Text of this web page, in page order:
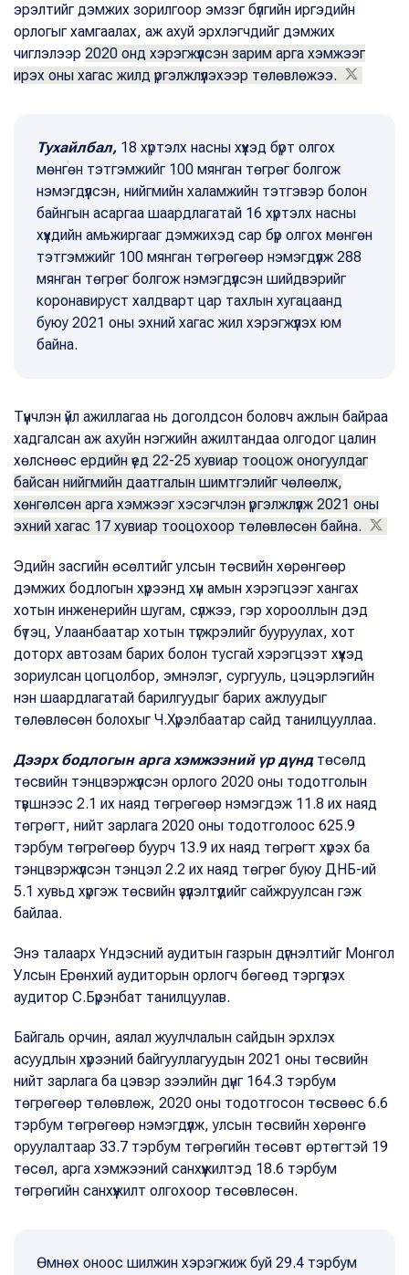
эрэлтийг дэмжих зорилгоор эмзэг бүлгийн иргэдийн
орлогыг хамгаалах, аж ахуй эрхлэгчдийг дэмжих
чиглэлээр 2020 онд хэрэгжүүлсэн зарим арга хэмжээг
ирэх оны хагас жилд үргэлжлүүлэхээр төлөвлөжээ.
Тухайлбал, 18 хүртэлх насны хүүхэд бүрт олгох
мөнгөн тэтгэмжийг 100 мянган төгрөг болгож
нэмэгдүүлсэн, нийгмийн халамжийн тэтгэвэр болон
байнгын асаргаа шаардлагатай 16 хүртэлх насны
хүүхдийн амьжиргааг дэмжихэд сар бүр олгох мөнгөн
тэтгэмжийг 100 мянган төгрөгөөр нэмэгдүүлж 288
мянган төгрөг болгож нэмэгдүүлсэн шийдвэрийг
коронавируст халдварт цар тахлын хугацаанд
буюу 2021 оны эхний хагас жил хэрэгжүүлэх юм
байна.
Түүнчлэн үйл ажиллагаа нь доголдсон боловч ажлын байраа
хадгалсан аж ахуйн нэгжийн ажилтандаа олгодог цалин
хөлснөөс ердийн үед 22-25 хувиар тооцож оногуулдаг
байсан нийгмийн даатгалын шимтгэлийг чөлөөлж,
хөнгөлсөн арга хэмжээг хэсэгчлэн үргэлжлүүлж 2021 оны
эхний хагас 17 хувиар тооцохоор төлөвлөсөн байна.
Эдийн засгийн өсөлтийг улсын төсвийн хөрөнгөөр
дэмжих бодлогын хүрээнд хүн амын хэрэгцээг хангах
хотын инженерийн шугам, сүлжээ, гэр хорооллын дэд
бүтэц, Улаанбаатар хотын түгжрэлийг бууруулах, хот
доторх автозам барих болон тусгай хэрэгцээт хүүхэд
зориулсан цогцолбор, эмнэлэг, сургууль, цэцэрлэгийн
нэн шаардлагатай барилгуудыг барих ажлуудыг
төлөвлөсөн болохыг Ч.Хүрэлбаатар сайд танилцууллаа.
Дээрх бодлогын арга хэмжээний үр дүндтөсөлд
төсвийн тэнцвэржүүлсэн орлого 2020 оны тодотголын
түвшнээс 2.1 их наяд төгрөгөөр нэмэгдэж 11.8 их наяд
төгрөгт, нийт зарлага 2020 оны тодотголоос 625.9
тэрбум төгрөгөөр буурч 13.9 их наяд төгрөгт хүрэх ба
тэнцвэржүүлсэн тэнцэл 2.2 их наяд төгрөг буюу ДНБ-ий
5.1 хувьд хүргэж төсвийн үзүүлэлтүүдийг сайжруулсан гэж
байлаа.
Энэ талаарх Үндэсний аудитын газрын дүгнэлтийг Монгол
Улсын Ерөнхий аудиторын орлогч бөгөөд тэргүүлэх
аудитор С.Бүрэнбат танилцуулав.
Байгаль орчин, аялал жуулчлалын сайдын эрхлэх
асуудлын хүрээний байгууллагуудын 2021 оны төсвийн
нийт зарлага ба цэвэр зээлийн дүнг 164.3 тэрбум
төгрөгөөр төлөвлөж, 2020 оны тодотгосон төсвөөс 6.6
тэрбум төгрөгөөр нэмэгдүүлж, улсын төсвийн хөрөнгө
оруулалтаар 33.7 тэрбум төгрөгийн төсөвт өртөгтэй 19
төсөл, арга хэмжээний санхүүжилтэд 18.6 тэрбум
төгрөгийн санхүүжилт олгохоор төсөвлөсөн.
Өмнөх оноос шилжин хэрэгжиж буй 29.4 тэрбум